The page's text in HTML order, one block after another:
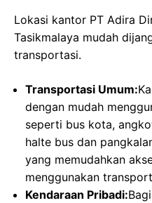
Lokasi kantor PT Adira
Tasikmalaya mudah
transportasi.
Transportasi Umum:
dengan mudah
seperti bus kota,
halte bus dan
yang memudahkan
menggunakan
Kendaraan Pribadi: